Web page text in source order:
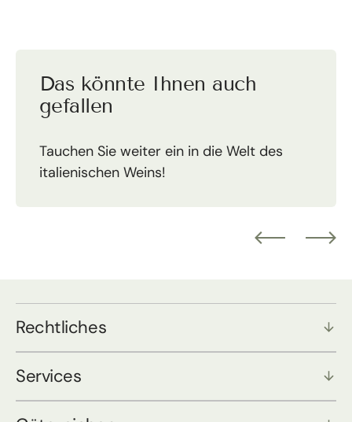
Das könnte Ihnen auch
gefallen
Tauchen Sie weiter ein in die Welt des
italienischen Weins!
Rechtliches
Services